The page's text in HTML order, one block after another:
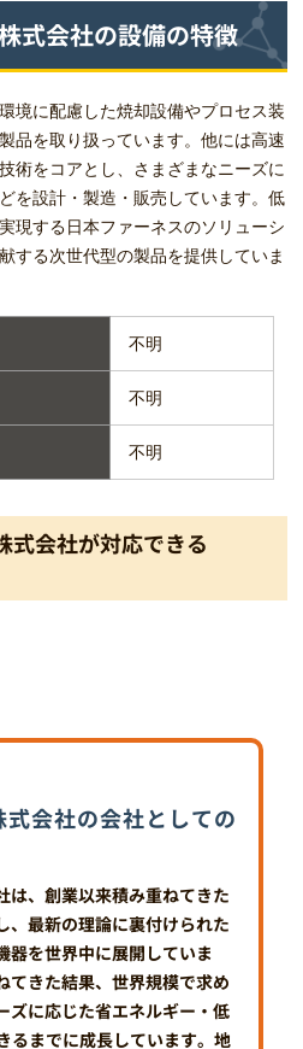
式会社の設備の特徴
境に配慮した焼却設備やプロセス装
品を取り扱っています。他には高速
術をコアとし、さまざまなニーズに
を設計・製造・販売しています。低
現する日本ファーネスのソリューシ
する次世代型の製品を提供していま
不明
不明
不明
式会社が対応できる
会社の会社としての
は、創業以来積み重ねてきた
、最新の理論に裏付けられた
器を世界中に展開していま
てきた結果、世界規模で求め
ズに応じた省エネルギー・低
るまでに成長しています。地